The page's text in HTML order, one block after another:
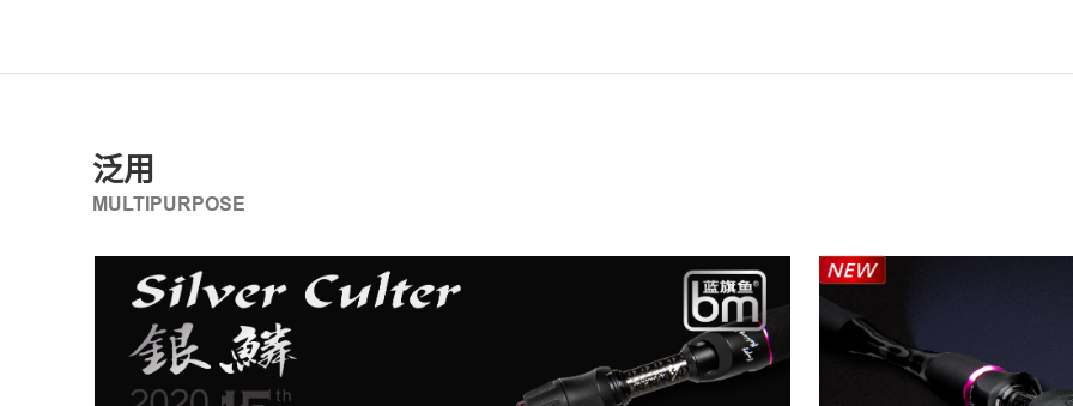
泛用
MULTIPURPOSE